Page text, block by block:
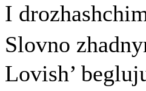
I
Slovno
Lovish’